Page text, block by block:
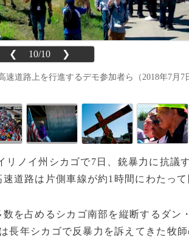
❮ 10/10 ❯
道路上を行進するデモ参加者ら（2018年7月7
リノイ州シカゴで7日、銃暴力に抗議
道路は片側車線が約1時間にわたって
を占めるシカゴ南部を縦断するダン
長年シカゴで反暴力を訴えてきた牧